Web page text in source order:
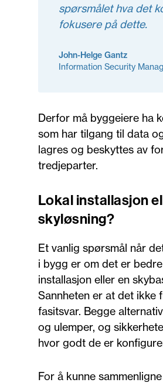
spørsmålet hva det
fokusere på dette.
John-Helge Gantz
Information Security
Derfor må byggeiere ha
som har tilgang til data
lagres og beskyttes av
tredjeparter.
Lokal installasjon
skyløsning?
Et vanlig spørsmål når
i bygg er om det er
installasjon eller en
Sannheten er at det ikke
fasitsvar. Begge
og ulemper, og
hvor godt de er
For å kunne